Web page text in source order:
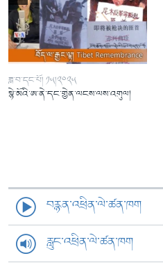
ཟླ་བ་དང་པོ། ༡༥།༢༠༢༥
སྙེ་མོའི་ཨ་ནེ་དང་གྱེན་ལངས་ལས་འགུལ།
བརྙན་འཕྲིན་ལེ་ཚན་ཁག
རླུང་འཕྲིན་ལེ་ཚན་ཁག